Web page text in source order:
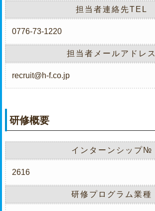
担当者連絡先TEL
0776-73-1220
担当者メールアドレス
recruit@h-f.co.jp
研修概要
インターンシップ№
2616
研修プログラム業種